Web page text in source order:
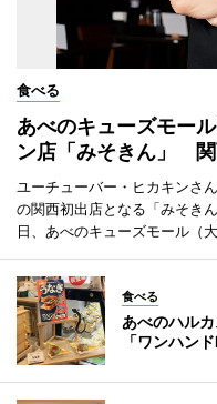
食べる
あべのキューズモー
ン店「みそきん」
ユーチューバー・ヒカキンさ
の関西初出店となる「みそき
日、あべのキューズモール（
食べる
あべのハル
「ワンハン